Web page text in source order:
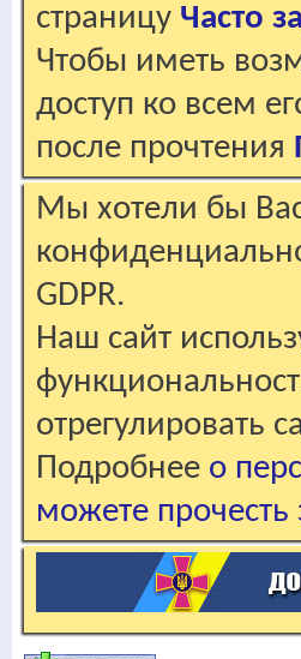
страницу Часто
Чтобы иметь
доступ ко всем
после прочтения
Мы хотели бы
GDPR.
Наш сайт
отрегулировать
Подробнее о
можете прочесть